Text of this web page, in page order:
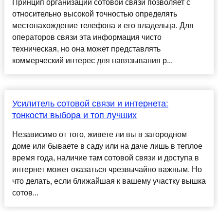
Принцип организации сотовой связи позволяет с
относительно высокой точностью определять
местонахождение телефона и его владельца. Для
операторов связи эта информация чисто
техническая, но она может представлять
коммерческий интерес для навязывания р...
Усилитель сотовой связи и интернета:
тонкости выбора и топ лучших
Независимо от того, живете ли вы в загородном
доме или бываете в саду или на даче лишь в теплое
время года, наличие там сотовой связи и доступа в
интернет может оказаться чрезвычайно важным. Но
что делать, если ближайшая к вашему участку вышка
сотов...